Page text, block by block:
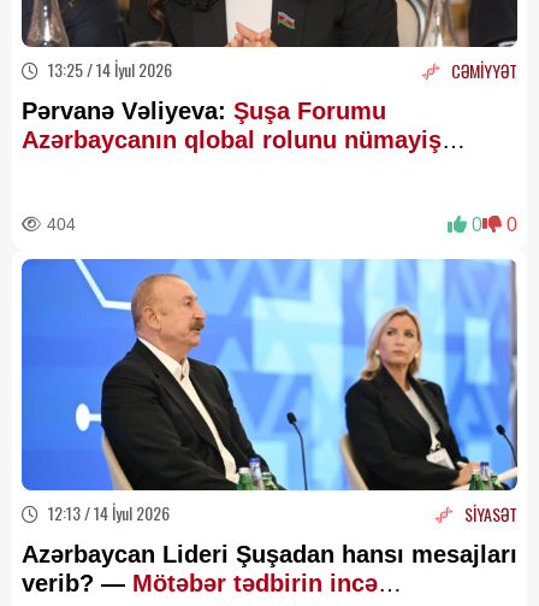
13:25 / 14 İyul 2026 CƏMİYYƏT
Pərvanə Vəliyeva: Şuşa Forumu
Azərbaycanın qlobal rolunu nümayiş
404 0 0
12:13 / 14 İyul 2026 SİYASƏT
Azərbaycan Lideri Şuşadan hansı mesajları
verib? — Mötəbər tədbirin incə